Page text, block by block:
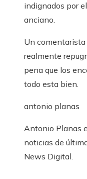
indignados por
anciano.
Un comentarista
realmente
pena que los
todo esta bien.
antonio planas
Antonio Planas
noticias de
News Digital.